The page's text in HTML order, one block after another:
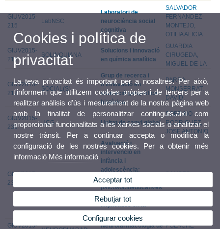
GIUV2015-
215
LabNSC
Laboratori de
neurociència social
cognitiva
SALVADOR
FERNANDEZ-
MONTEJO,
OTILIA ALICIA
GIUV2015-
216
SOLINQUIANA
Solucions i innovació
en química analítica
GUARDIA
CIRUGEDA,
MIGUEL DE LA
GIUV2015-
217
SOCIAL(S)
Grup de recerca i
d'innovació en
educació geogràfica i
històrica
PARRA
MONSERRAT,
DAVID
GIUV2015-
235
UCG Unitat de canvi global
SOBRINO
RODRIGUEZ,
JOSE ANTONIO
GIUV2015-
236
Avaluació i
intervenció en
infància i
adolescència:
Variables
psicosocioeducatives
i emocionals
implicades en la
SAMPER
GIUV2015- Neurofarmacologia de POLACHE
Cookies i política de
privacitat
La teva privacitat és important per a nosaltres. Per això,
t'informem que utilitzem cookies pròpies i de tercers per a
realitzar anàlisis d'ús i mesurament de la nostra pàgina web
amb la finalitat de personalitzar continguts,així com
proporcionar funcionalitats a les xarxes socials o analitzar el
nostre trànsit. Per a continuar accepta o modifica la
configuració de les nostres cookies. Per a obtenir més
informació Més informació
Acceptar tot
Rebutjar tot
Configurar cookies